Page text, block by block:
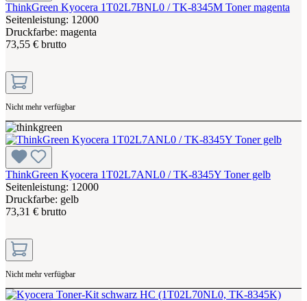
ThinkGreen Kyocera 1T02L7BNL0 / TK-8345M Toner magenta
Seitenleistung: 12000
Druckfarbe: magenta
73,55 € brutto
Nicht mehr verfügbar
ThinkGreen Kyocera 1T02L7ANL0 / TK-8345Y Toner gelb
Seitenleistung: 12000
Druckfarbe: gelb
73,31 € brutto
Nicht mehr verfügbar